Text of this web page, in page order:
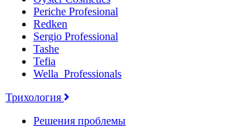
Periche Profesional
Redken
Sergio Professional
Tashe
Tefia
Wella_Professionals
Трихология
Решения проблемы